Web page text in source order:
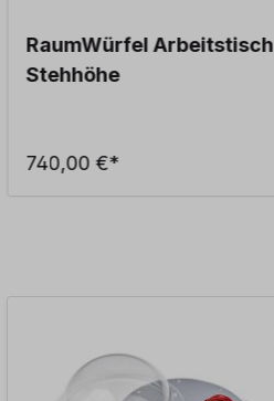
RaumWürfel Arbeitstisch
Stehhöhe
740,00 €*